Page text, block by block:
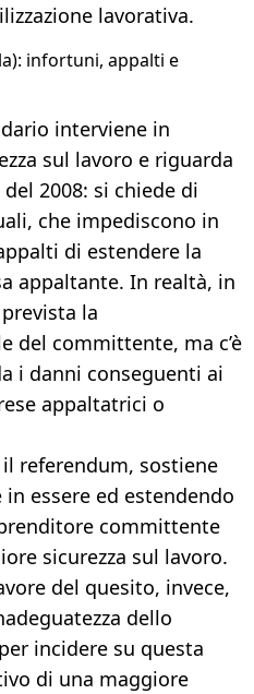
lavorativa.
infortuni, appalti e
interviene in
sul lavoro e riguarda
2008: si chiede di
che impediscono in
di estendere la
appaltante. In realtà, in
la
del committente, ma c’è
i danni conseguenti ai
appaltatrici o
referendum, sostiene
essere ed estendendo
committente
sicurezza sul lavoro.
del quesito, invece,
dello
incidere su questa
di una maggiore